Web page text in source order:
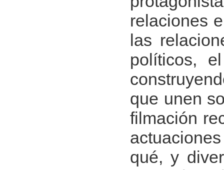
relaciones
las
políticos,
que unen
filmación
qué, y